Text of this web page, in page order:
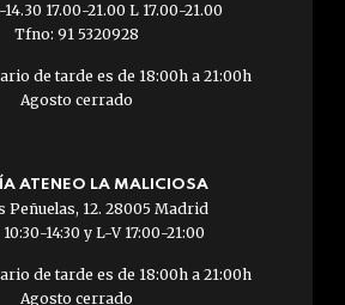
14.30 17.00-21.00 L 17.00-21.00
Tfno: 91 5320928
de tarde es de 18:00h a 21:00h
Agosto cerrado
ATENEO LA MALICIOSA
Peñuelas, 12. 28005 Madrid
14:30 y L-V 17:00-21:00
de tarde es de 18:00h a 21:00h
Agosto cerrado